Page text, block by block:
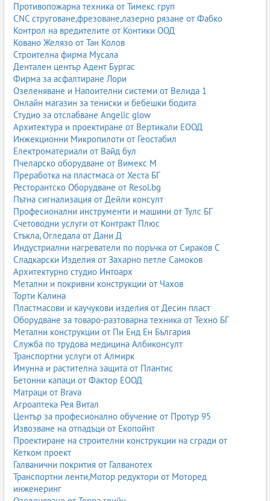
Противопожарна техника от Тимекс груп
CNC струговане,фрезоване,лазерно рязане от Фабко
Контрол на вредителите от Контики ООД
Ковано Желязо от Тан Колов
Строителна фирма Мусала
Дентален център Адент Бургас
Фирма за асфалтиране Лори
Озеленяване и Напоителни системи от Велида 1
Онлайн магазин за тениски и бебешки бодита
Студио за отслабване Angelic glow
Архитектура и проектиране от Вертикали ЕООД
Инжекционни Микропилоти от Геостабил
Електроматериали от Вайд бул
Пчеларско оборудване от Вимекс М
Преработка на пластмаса от Хеста БГ
Ресторантско Оборудване от Resol.bg
Пътна сигнализация от Дейли консулт
Професионални инструменти и машини от Тулс БГ
Счетоводни услуги от Контракт Плюс
Стъкла, Огледала от Дани Д
Индустриални нагреватели по поръчка от Сираков С
Сладкарски Изделия от Захарно петле Самоков
Архитектурно студио Интоарх
Метални и покривни конструкции от Чахов
Торти Калина
Пластмасови и каучукови изделия от Десин пласт
Оборудване за товаро-разтоварна техника от Техно БГ
Метални конструкции от Пи Енд Ен България
Служба по трудова медицина Албиконсулт
Транспортни услуги от Алмирк
Имунна и растителна защита от Плантис
Бетонни капаци от Фактор ЕООД
Матраци от Brava
Агроаптека Рея Витал
Център за професионално обучение от Протур 95
Извозване на отпадъци от Екопойнт
Проектиране на строителни конструкции на сгради от
Кетком проект
Галванични покрития от Галванотех
Транспортни ленти,Мотор редуктори от Моторед
инженеринг